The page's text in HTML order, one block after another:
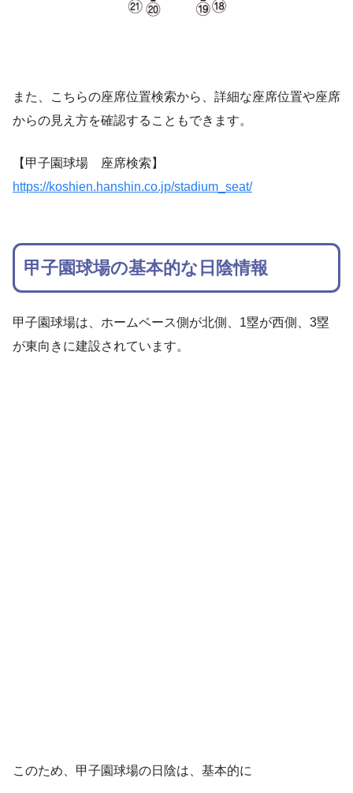
また、こちらの座席位置検索から、詳細な座席位置や座席
からの見え方を確認することもできます。
【甲子園球場 座席検索】
https://koshien.hanshin.co.jp/stadium_seat/
甲子園球場の基本的な日陰情報
甲子園球場は、ホームベース側が北側、1塁が西側、3塁
が東向きに建設されています。
このため、甲子園球場の日陰は、基本的に